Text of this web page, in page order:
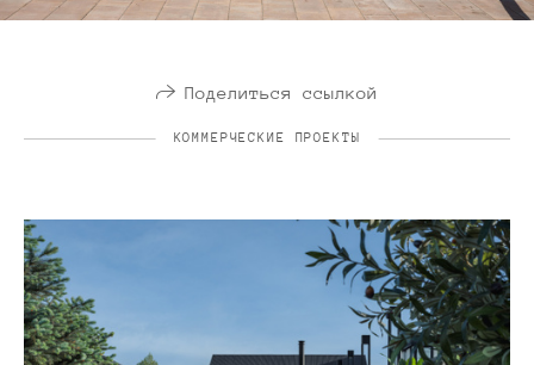
Поделиться ссылкой
КОММЕРЧЕСКИЕ ПРОЕКТЫ